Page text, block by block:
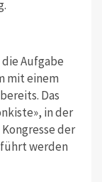
Aufgabe
mit einem
Das
in der
der
werden